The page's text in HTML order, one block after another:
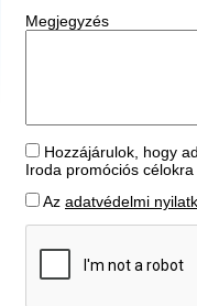
Megjegyzés
Hozzájárulok, hogy
Iroda promóciós
Az adatvédelmi